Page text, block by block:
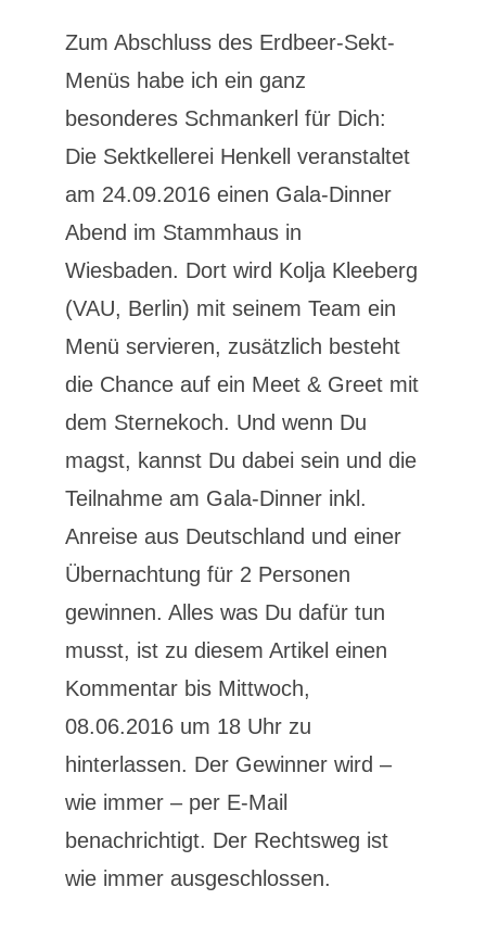
Zum Abschluss des Erdbeer-Sekt-
Menüs habe ich ein ganz
besonderes Schmankerl für Dich:
Die Sektkellerei Henkell veranstaltet
am 24.09.2016 einen Gala-Dinner
Abend im Stammhaus in
Wiesbaden. Dort wird Kolja Kleeberg
(VAU, Berlin) mit seinem Team ein
Menü servieren, zusätzlich besteht
die Chance auf ein Meet & Greet mit
dem Sternekoch. Und wenn Du
magst, kannst Du dabei sein und die
Teilnahme am Gala-Dinner inkl.
Anreise aus Deutschland und einer
Übernachtung für 2 Personen
gewinnen. Alles was Du dafür tun
musst, ist zu diesem Artikel einen
Kommentar bis Mittwoch,
08.06.2016 um 18 Uhr zu
hinterlassen. Der Gewinner wird –
wie immer – per E-Mail
benachrichtigt. Der Rechtsweg ist
wie immer ausgeschlossen.